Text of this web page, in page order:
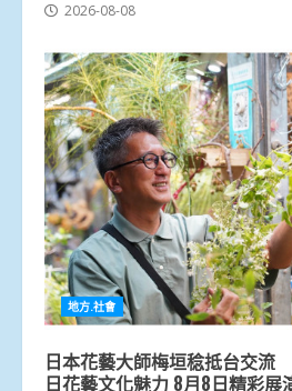
2026-08-08
地方.社會
日本花藝大師梅垣稔抵台交
日花藝文化魅力 8月8日精彩展